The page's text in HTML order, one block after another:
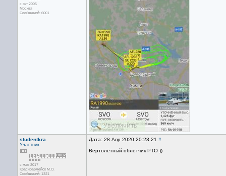
с окт 2005
Москва
Сообщений: 6001
studentkra
Участник
с мая 2017
Красноармейск М.О.
Сообщений: 1321
Дата: 28 Апр 2020 20:23:21 #
Вертолётный облётчик РТО ))